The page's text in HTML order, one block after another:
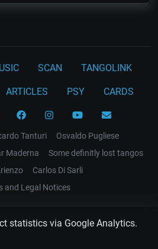
statistics via Google Analytics.
SCAN TANGOLINK
ARTICLES PSY CARDS
Tanturi
Osvaldo Pugliese
Maderna
Some definitly lost tangos
Carlos Di Sarli
and Legal Notices
RECODO TANGO